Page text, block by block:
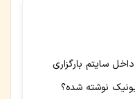
سایتم بارگزاری
نوشته شده؟